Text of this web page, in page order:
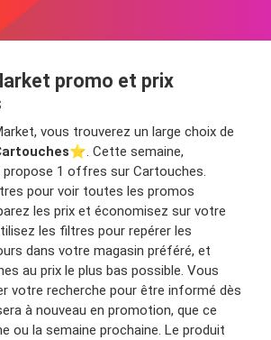
promo et prix
vous trouverez un large choix de
⭐️. Cette semaine,
1 offres sur Cartouches.
pour voir toutes les promos
les prix et économisez sur votre
les filtres pour repérer les
dans votre magasin préféré, et
au prix le plus bas possible. Vous
votre recherche pour être informé dès
à nouveau en promotion, que ce
ou la semaine prochaine. Le produit